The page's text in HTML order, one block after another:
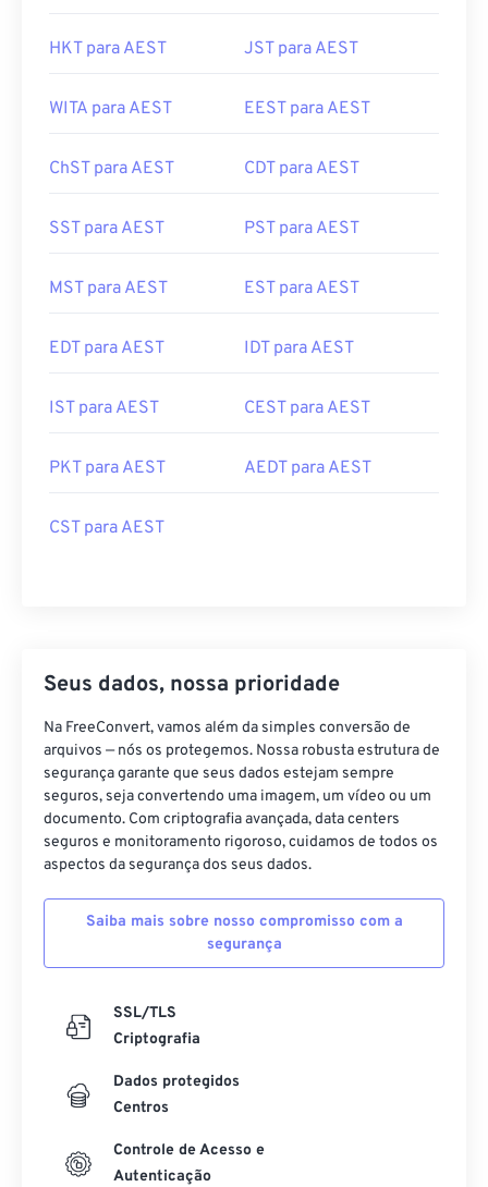
HKT para AEST JST para AEST
WITA para AEST EEST para AEST
ChST para AEST CDT para AEST
SST para AEST PST para AEST
MST para AEST EST para AEST
EDT para AEST IDT para AEST
IST para AEST CEST para AEST
PKT para AEST AEDT para AEST
CST para AEST
Seus dados, nossa prioridade
Na FreeConvert, vamos além da simples conversão de
arquivos — nós os protegemos. Nossa robusta estrutura de
segurança garante que seus dados estejam sempre
seguros, seja convertendo uma imagem, um vídeo ou um
documento. Com criptografia avançada, data centers
seguros e monitoramento rigoroso, cuidamos de todos os
aspectos da segurança dos seus dados.
Saiba mais sobre nosso compromisso com a
segurança
SSL/TLS
Criptografia
Dados protegidos
Centros
Controle de Acesso e
Autenticação